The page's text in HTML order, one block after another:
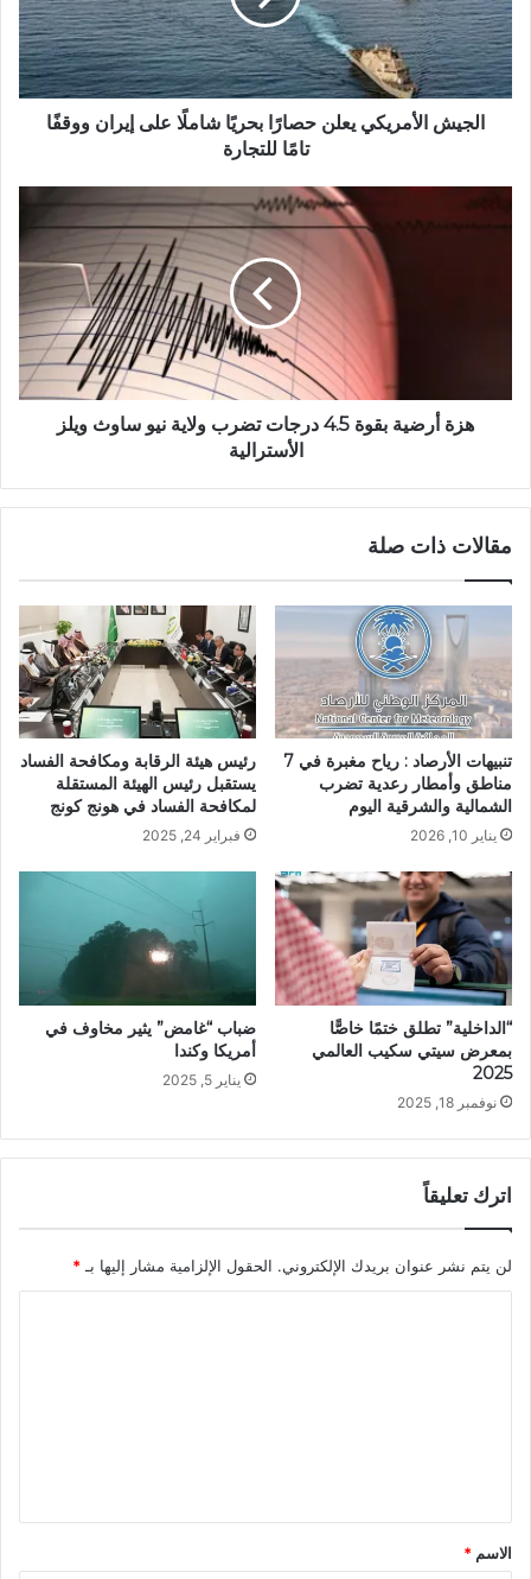
ب
الجيش الأمريكي يعلن حصارًا بحريًا شاملًا على إيران ووقفًا
تامًا للتجارة
هزة أرضية بقوة 4.5 درجات تضرب ولاية نيو ساوث ويلز
الأسترالية
مقالات ذات صلة
تنبيهات الأرصاد : رياح مغبرة في 7
مناطق وأمطار رعدية تضرب
الشمالية والشرقية اليوم
يناير 10, 2026
رئيس هيئة الرقابة ومكافحة الفساد
يستقبل رئيس الهيئة المستقلة
لمكافحة الفساد في هونج كونج
فبراير 24, 2025
“الداخلية” تطلق ختمًا خاصًّا
بمعرض سيتي سكيب العالمي
2025
نوفمبر 18, 2025
ضباب “غامض” يثير مخاوف في
أمريكا وكندا
يناير 5, 2025
اترك تعليقاً
لن يتم نشر عنوان بريدك الإلكتروني. الحقول الإلزامية مشار إليها بـ *
ق
*
الاسم *